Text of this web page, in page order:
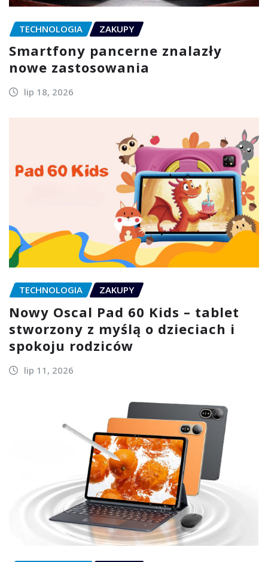
TECHNOLOGIA ZAKUPY
Smartfony pancerne znalazły
nowe zastosowania
lip 18, 2026
TECHNOLOGIA ZAKUPY
Nowy Oscal Pad 60 Kids – tablet
stworzony z myślą o dzieciach i
spokoju rodziców
lip 11, 2026